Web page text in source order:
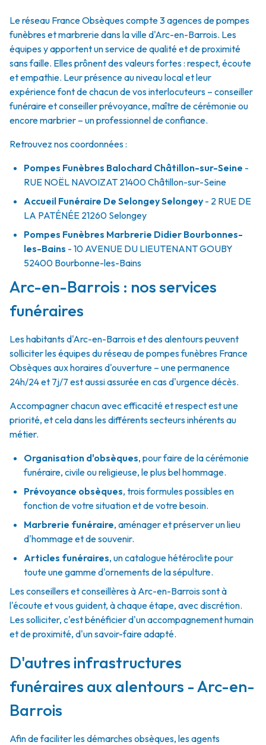
Le réseau France Obsèques compte 3 agences de pompes
funèbres et marbrerie dans la ville d'Arc-en-Barrois. Les
équipes y apportent un service de qualité et de proximité
sans faille. Elles prônent des valeurs fortes : respect, écoute
et empathie. Leur présence au niveau local et leur
expérience font de chacun de vos interlocuteurs – conseiller
funéraire et conseiller prévoyance, maître de cérémonie ou
encore marbrier – un professionnel de confiance.
Retrouvez nos coordonnées :
Pompes Funèbres Balochard Châtillon-sur-Seine -
RUE NOËL NAVOIZAT 21400Châtillon-sur-Seine
Accueil Funéraire De Selongey Selongey - 2 RUE DE
LA PATÉNÉE 21260 Selongey
Pompes Funèbres Marbrerie Didier Bourbonnes-
les-Bains - 10 AVENUE DU LIEUTENANT GOUBY
52400 Bourbonne-les-Bains
Arc-en-Barrois : nos services
funéraires
Les habitants d'Arc-en-Barrois et des alentours peuvent
solliciter les équipes du réseau de pompes funèbres France
Obsèques aux horaires d'ouverture – une permanence
24h/24 et 7j/7 est aussi assurée en cas d'urgence décès.
Accompagner chacun avec efficacité et respect est une
priorité, et cela dans les différents secteurs inhérents au
métier.
Organisation d'obsèques, pour faire de la cérémonie
funéraire, civile ou religieuse, le plus bel hommage.
Prévoyance obsèques, trois formules possibles en
fonction de votre situation et de votre besoin.
Marbrerie funéraire, aménager et préserver un lieu
d'hommage et de souvenir.
Articles funéraires, un catalogue hétéroclite pour
toute une gamme d'ornements de la sépulture.
Les conseillers et conseillères à Arc-en-Barrois sont à
l'écoute et vous guident, à chaque étape, avec discrétion.
Les solliciter, c'est bénéficier d'un accompagnement humain
et de proximité, d'un savoir-faire adapté.
D'autres infrastructures
funéraires aux alentours - Arc-en-
Barrois
Afin de faciliter les démarches obsèques, les agents